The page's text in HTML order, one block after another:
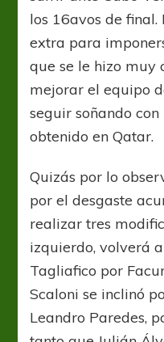
los 16avos de
extra para
que se le hizo muy
mejorar el equipo
seguir soñando
obtenido en Qatar.
Quizás por lo
por el desgaste
realizar tres
izquierdo, volverá
Tagliafico por
Scaloni se inclinó
Leandro Paredes,